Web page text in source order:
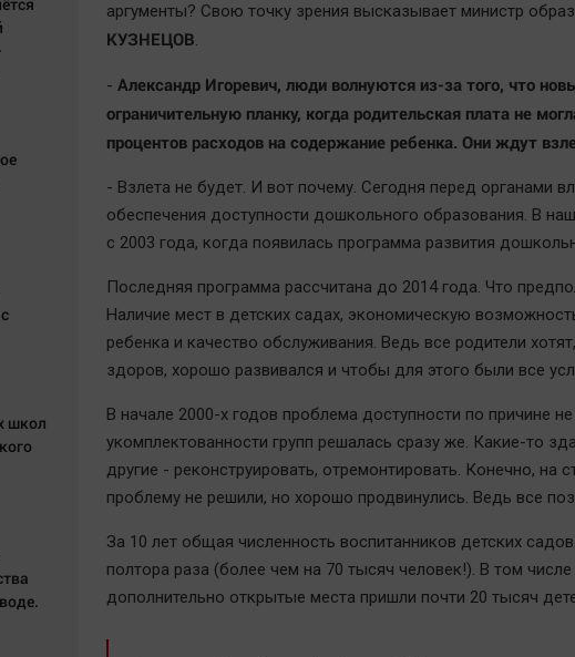
аргументы? Свою точку зрения высказывает министр
КУЗНЕЦОВ.
- Александр Игоревич, люди волнуются из-за того, что
ограничительную планку, когда родительская плата не
процентов расходов на содержание ребенка. Они ждут
- Взлета не будет. И вот почему. Сегодня перед органами
обеспечения доступности дошкольного образования. В
с 2003 года, когда появилась программа развития
Последняя программа рассчитана до 2014 года. Что
Наличие мест в детских садах, экономическую
ребенка и качество обслуживания. Ведь все родители
здоров, хорошо развивался и чтобы для этого были все
В начале 2000-х годов проблема доступности по причине
укомплектованности групп решалась сразу же. Какие-то
другие - реконструировать, отремонтировать. Конечно, на
проблему не решили, но хорошо продвинулись. Ведь все
За 10 лет общая численность воспитанников детских
полтора раза (более чем на 70 тысяч человек!). В том
дополнительно открытые места пришли почти 20 тысяч
школ